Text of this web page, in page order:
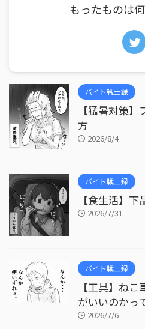
もったものは
バイト戦士録
【猛暑対策
方
2026/8/4
バイト戦士録
【食生活】
2026/7/31
バイト戦士録
【工具】ね
がいいのかっ
2026/7/6